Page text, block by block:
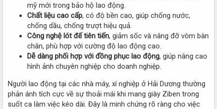
mỹ mới trong bảo hộ lao động.
Chất liệu cao cấp, có độ bền cao, giúp chống nước,
chống dầu, chống trượt hiệu quả.
Công nghệ lót đế tiên tiến, giảm sốc và nâng đỡ vòm bàn
chân, phù hợp với cường độ lao động cao.
Dễ dàng phối hợp với đồng phục lao động, giúp nâng cao
hình ảnh chuyên nghiệp cho doanh nghiệp.
Người lao động tại các nhà máy, xí nghiệp ở Hải Dương thường
phản ánh tích cực về sự thoải mái khi mang giày Ziben trong
suốt ca làm việc kéo dài. Đây là minh chứng rõ ràng cho việc